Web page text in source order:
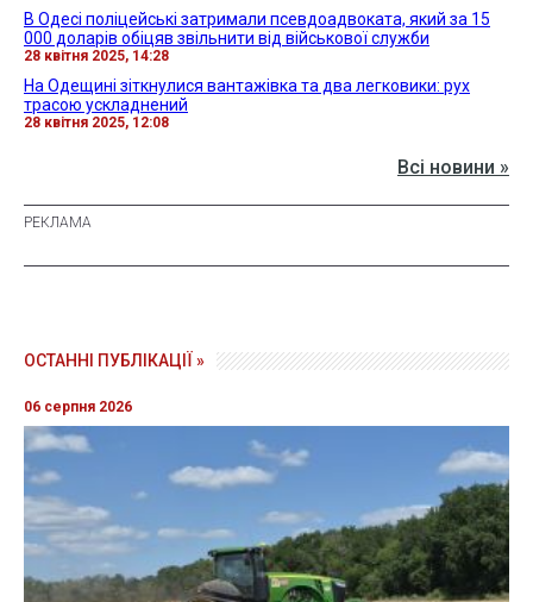
В Одесі поліцейські затримали псевдоадвоката, який за 15
000 доларів обіцяв звільнити від військової служби
28 квітня 2025, 14:28
На Одещині зіткнулися вантажівка та два легковики: рух
трасою ускладнений
28 квітня 2025, 12:08
Всі новини »
ОСТАННІ ПУБЛІКАЦІЇ »
06 серпня 2026